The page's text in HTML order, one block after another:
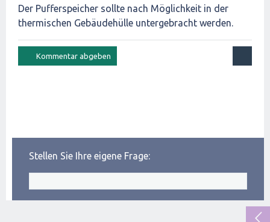
Der Pufferspeicher sollte nach Möglichkeit in der
thermischen Gebäudehülle untergebracht werden.
Stellen Sie Ihre eigene Frage: